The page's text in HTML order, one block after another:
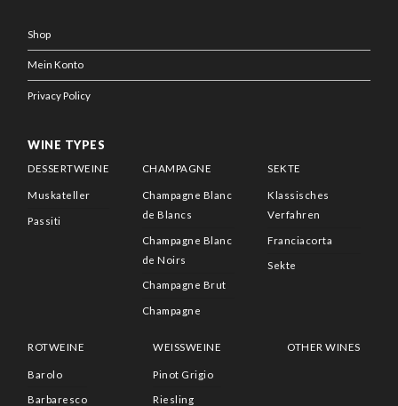
Shop
Mein Konto
Privacy Policy
WINE TYPES
DESSERTWEINE
Muskateller
Passiti
CHAMPAGNE
Champagne Blanc
de Blancs
Champagne Blanc
de Noirs
Champagne Brut
Champagne
SEKTE
Klassisches
Verfahren
Franciacorta
Sekte
ROTWEINE
Barolo
Barbaresco
WEISSWEINE
Pinot Grigio
Riesling
OTHER WINES